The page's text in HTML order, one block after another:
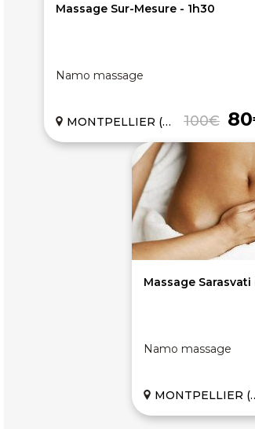
Massage Sur-Mesure - 1h30
Namo massage
100€
MONTPELLIER (34)
Massage Sarasvati
Namo massage
MONTPELLIER (34)